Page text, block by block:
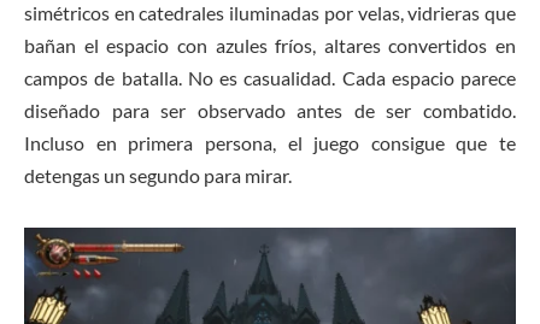
simétricos en catedrales iluminadas por velas, vidrieras que
bañan el espacio con azules fríos, altares convertidos en
campos de batalla. No es casualidad. Cada espacio parece
diseñado para ser observado antes de ser combatido.
Incluso en primera persona, el juego consigue que te
detengas un segundo para mirar.